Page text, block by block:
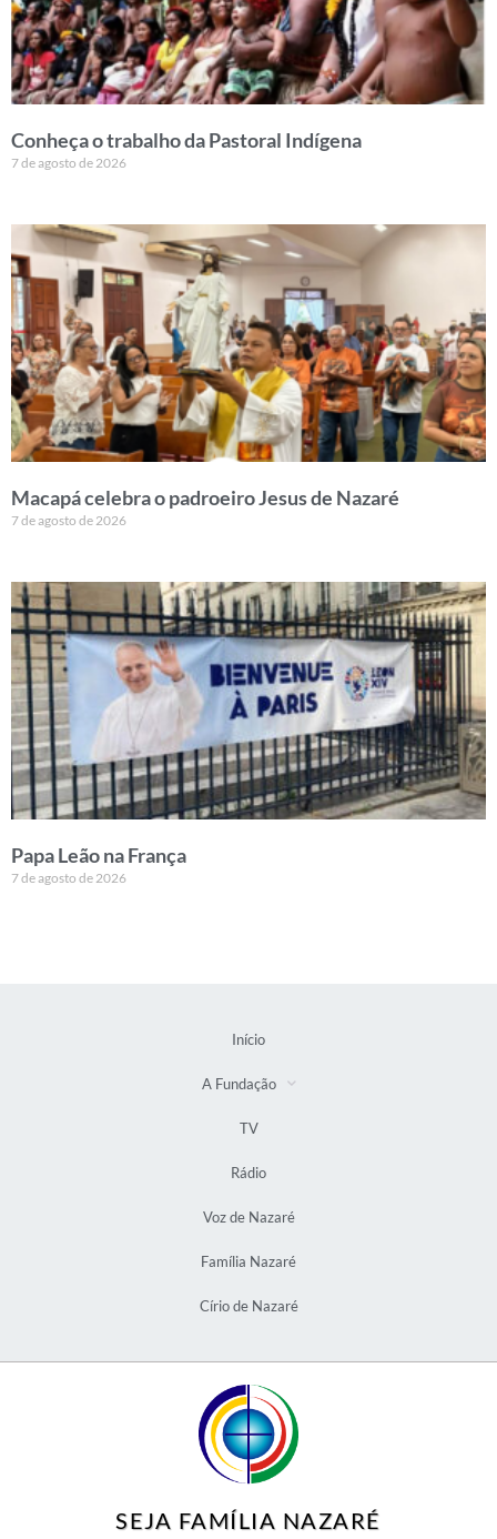
Conheça o trabalho da Pastoral Indígena
7 de agosto de 2026
Macapá celebra o padroeiro Jesus de Nazaré
7 de agosto de 2026
Papa Leão na França
7 de agosto de 2026
Início
A Fundação
TV
Rádio
Voz de Nazaré
Família Nazaré
Círio de Nazaré
SEJA FAMÍLIA NAZARÉ